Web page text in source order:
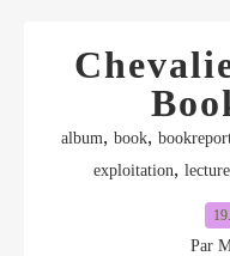
album, book,
exploitation, lecture
Par